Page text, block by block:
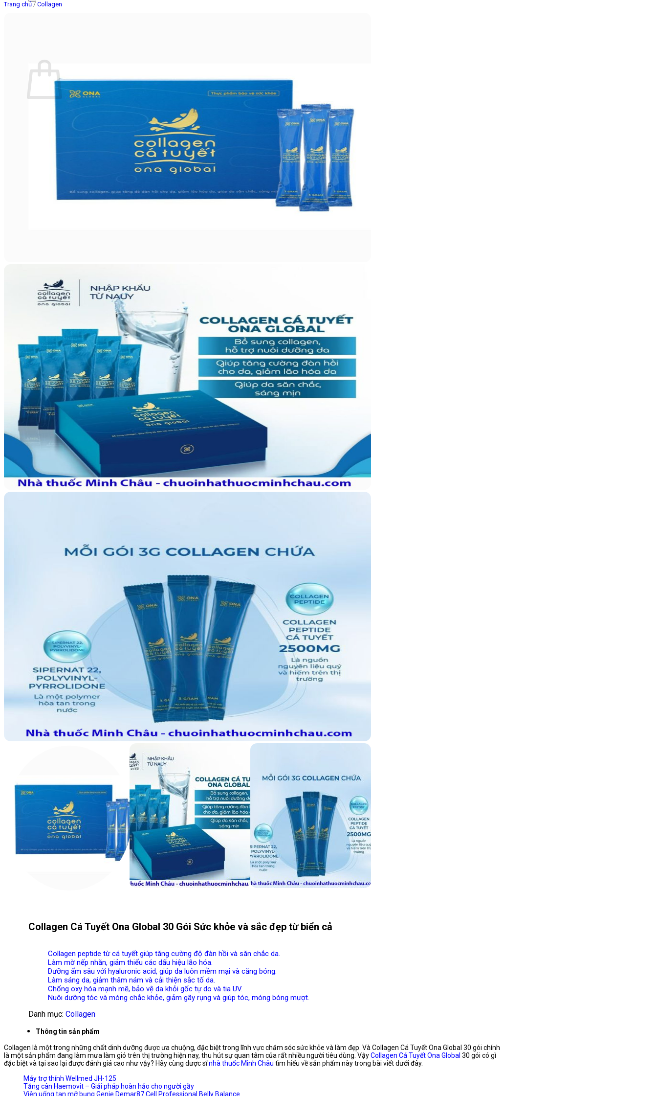
Quay trở lại cửa hàng
Trang chủ / Collagen
Collagen Cá Tuyết Ona Global 30 Gói Sức khỏe và sắc đẹp từ biển cả
Collagen peptide từ cá tuyết giúp tăng cường độ đàn hồi và săn chắc da.
Làm mờ nếp nhăn, giảm thiểu các dấu hiệu lão hóa.
Dưỡng ẩm sâu với hyaluronic acid, giúp da luôn mềm mại và căng bóng.
Làm sáng da, giảm thâm nám và cải thiện sắc tố da.
Chống oxy hóa mạnh mẽ, bảo vệ da khỏi gốc tự do và tia UV.
Nuôi dưỡng tóc và móng chắc khỏe, giảm gãy rụng và giúp tóc, móng bóng mượt.
Danh mục: Collagen
Thông tin sản phẩm
Collagen là một trong những chất dinh dưỡng được ưa chuộng, đặc biệt trong lĩnh vực chăm sóc sức khỏe và làm đẹp. Và Collagen Cá Tuyết Ona Global 30 gói chính
là một sản phẩm đang làm mưa làm gió trên thị trường hiện nay, thu hút sự quan tâm của rất nhiều người tiêu dùng. VậyCollagen Cá Tuyết Ona Global 30 gói có gì
đặc biệt và tại sao lại được đánh giá cao như vậy? Hãy cùng dược sĩnhà thuốc Minh Châu tìm hiểu về sản phẩm này trong bài viết dưới đây.
Máy trợ thính Wellmed JH-125
Tăng cân Haemovit – Giải pháp hoàn hảo cho người gầy
Viên uống tan mỡ bụng Genie Demar87 Cell Professional Belly Balance